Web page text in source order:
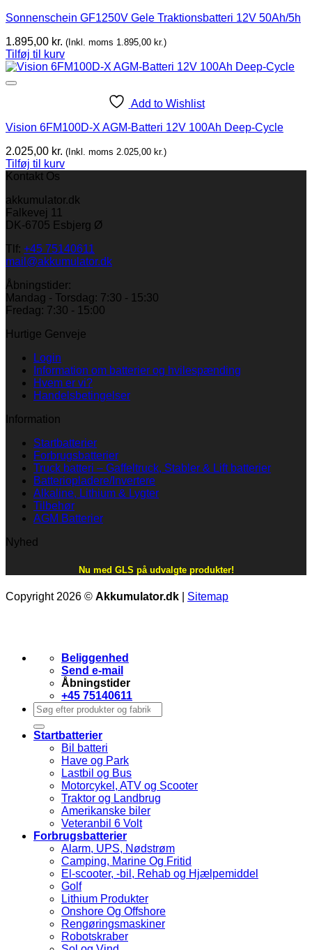
Sonnenschein GF1250V Gele Traktionsbatteri 12V 50Ah/5h
1.895,00 kr. (Inkl. moms 1.895,00 kr.)
Tilføj til kurv
Add to Wishlist
Vision 6FM100D-X AGM-Batteri 12V 100Ah Deep-Cycle
2.025,00 kr. (Inkl. moms 2.025,00 kr.)
Tilføj til kurv
Kontakt Os
akkumulator.dk
Falkevej 11
DK-6705 Esbjerg Ø
Tlf: +45 75140611
mail@akkumulator.dk
Åbningstider:
Mandag - Torsdag: 7:30 - 15:30
Fredag: 7:30 - 15:00
Hurtige Genveje
Login
Information om batterier og hvilespænding
Hvem er vi?
Handelsbetingelser
Information
Startbatterier
Forbrugsbatterier
Truck batteri – Gaffeltruck, Stabler & Lift batterier
Batteriopladere/Invertere
Alkaline, Lithium & Lygter
Tilbehør
AGM Batterier
Nyhed
Nu med GLS på udvalgte produkter!
Copyright 2026 © Akkumulator.dk Sitemap
Beliggenhed
Send e-mail
Åbningstider
+45 75140611
Søg
efter:
Startbatterier
Bil batteri
Have og Park
Lastbil og Bus
Motorcykel, ATV og Scooter
Traktor og Landbrug
Amerikanske biler
Veteranbil 6 Volt
Forbrugsbatterier
Alarm, UPS, Nødstrøm
Camping, Marine Og Fritid
El-scooter, -bil, Rehab og Hjælpemiddel
Golf
Lithium Produkter
Onshore Og Offshore
Rengøringsmaskiner
Robotskraber